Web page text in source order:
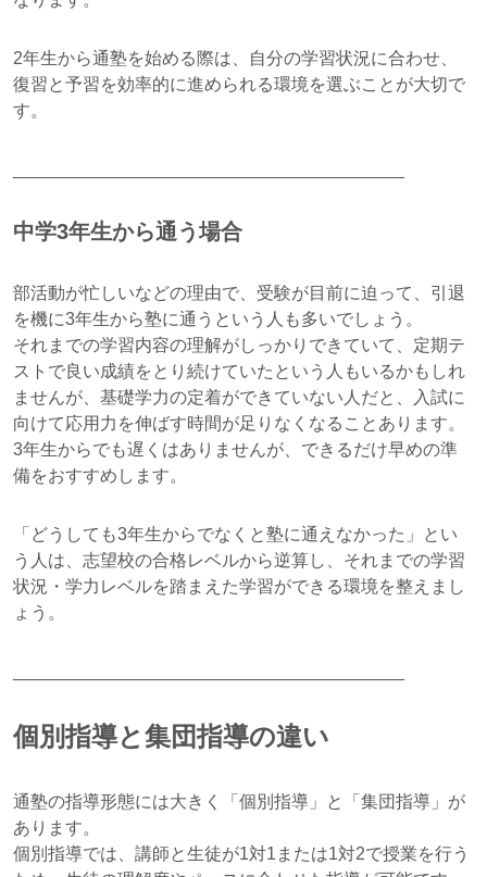
2年生から通塾を始める際は、自分の学習状況に合わせ、
復習と予習を効率的に進められる環境を選ぶことが大切で
す。
中学3年生から通う場合
部活動が忙しいなどの理由で、受験が目前に迫って、引退
を機に3年生から塾に通うという人も多いでしょう。
それまでの学習内容の理解がしっかりできていて、定期テ
ストで良い成績をとり続けていたという人もいるかもしれ
ませんが、基礎学力の定着ができていない人だと、入試に
向けて応用力を伸ばす時間が足りなくなることあります。
3年生からでも遅くはありませんが、できるだけ早めの準
備をおすすめします。
「どうしても3年生からでなくと塾に通えなかった」とい
う人は、志望校の合格レベルから逆算し、それまでの学習
状況・学力レベルを踏まえた学習ができる環境を整えまし
ょう。
個別指導と集団指導の違い
通塾の指導形態には大きく「個別指導」と「集団指導」が
あります。
個別指導では、講師と生徒が1対1または1対2で授業を行う